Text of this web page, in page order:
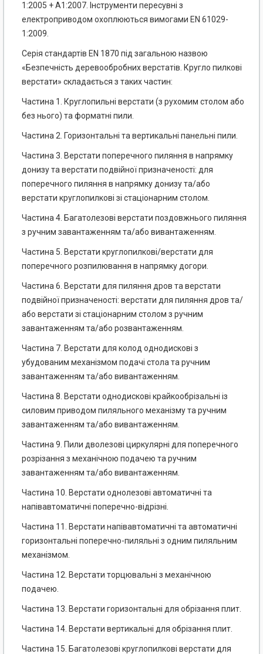
1:2005 + А1:2007. Інструменти пересувні з
електроприводом охоплюються вимогами EN 61029-
1:2009.
Серія стандартів EN 1870 під загальною назвою
«Безпечність деревообробних верстатів. Кругло пилкові
верстати» складається з таких частин:
Частина 1. Круглопильні верстати (з рухомим столом або
без нього) та форматні пили.
Частина 2. Горизонтальні та вертикальні панельні пили.
Частина 3. Верстати поперечного пиляння в напрямку
донизу та верстати подвійної призначеності: для
поперечного пиляння в напрямку донизу та/або
верстати круглопилкові зі стаціонарним столом.
Частина 4. Багатолезові верстати поздовжнього пиляння
з ручним завантаженням та/або вивантаженням.
Частина 5. Верстати круглопилкові/верстати для
поперечного розпилювання в напрямку догори.
Частина 6. Верстати для пиляння дров та верстати
подвійної призначеності: верстати для пиляння дров та/
або верстати зі стаціонарним столом з ручним
завантаженням та/або розвантаженням.
Частина 7. Верстати для колод однодискові з
убудованим механізмом подачі стола та ручним
завантаженням та/або вивантаженням.
Частина 8. Верстати однодискові крайкообрізальні із
силовим приводом пиляльного механізму та ручним
завантаженням та/або вивантаженням.
Частина 9. Пили дволезові циркулярні для поперечного
розрізання з механічною подачею та ручним
завантаженням та/або вивантаженням.
Частина 10. Верстати однолезові автоматичні та
напівавтоматичні поперечно-відрізні.
Частина 11. Верстати напівавтоматичні та автоматичні
горизонтальні поперечно-пиляльні з одним пиляльним
механізмом.
Частина 12. Верстати торцювальні з механічною
подачею.
Частина 13. Верстати горизонтальні для обрізання плит.
Частина 14. Верстати вертикальні для обрізання плит.
Частина 15. Багатолезові круглопилкові верстати для